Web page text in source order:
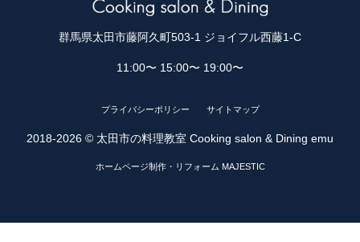
群馬県太田市藤阿久町503-1 ジョイフル西藤1-C
11:00〜 15:00〜 19:00〜
プライバシーポリシー サイトマップ
2018-2026 © 太田市の料理教室 Cooking salon & Dining emu
ホームページ制作・リフォーム MAJESTIC